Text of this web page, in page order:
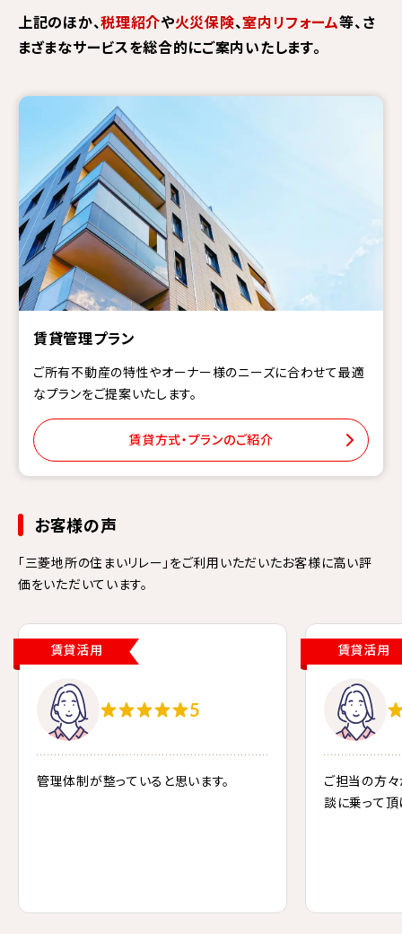
上記のほか、税理紹介や火災保険、室内リフォーム等、さ
まざまなサービスを総合的にご案内いたします。
賃貸管理プラン
ご所有不動産の特性やオーナー様のニーズに合わせて最適
なプランをご提案いたします。
賃貸方式・プランのご紹介
お客様の声
「三菱地所の住まいリレー」をご利用いただいたお客様に高い評
価をいただいています。
賃貸活用
5
管理体制が整っていると思います。
賃貸活用
ご担当の方
談に乗って頂